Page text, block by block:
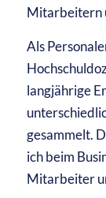
Mitarbeitern
Als
langjährige
gesammelt.
ich beim
Mitarbeiter